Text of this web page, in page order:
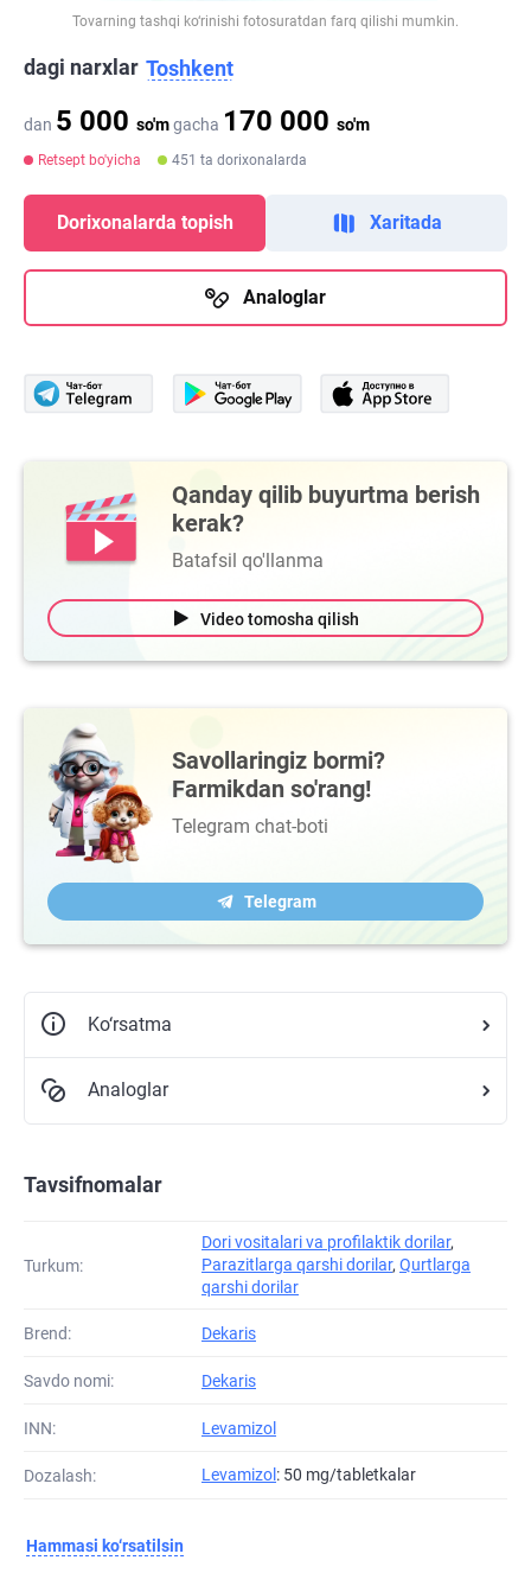
Tovarning tashqi ko‘rinishi fotosuratdan farq qilishi mumkin.
dagi narxlar Toshkent
dan 5 000 so'mgacha 170 000 so'm
Retsept bo'yicha 451 ta dorixonalarda
Dorixonalarda topish Xaritada
Analoglar
Qanday qilib buyurtma berish
kerak?
Batafsil qo'llanma
Video tomosha qilish
Savollaringiz bormi?
Farmikdan so'rang!
Telegram chat-boti
Telegram
Ko‘rsatma
Analoglar
Tavsifnomalar
Turkum:
Dori vositalari va profilaktik dorilar,
Parazitlarga qarshi dorilar, Qurtlarga
qarshi dorilar
Brend: Dekaris
Savdo nomi: Dekaris
INN: Levamizol
Dozalash: Levamizol : 50 mg/tabletkalar
Hammasi ko‘rsatilsin